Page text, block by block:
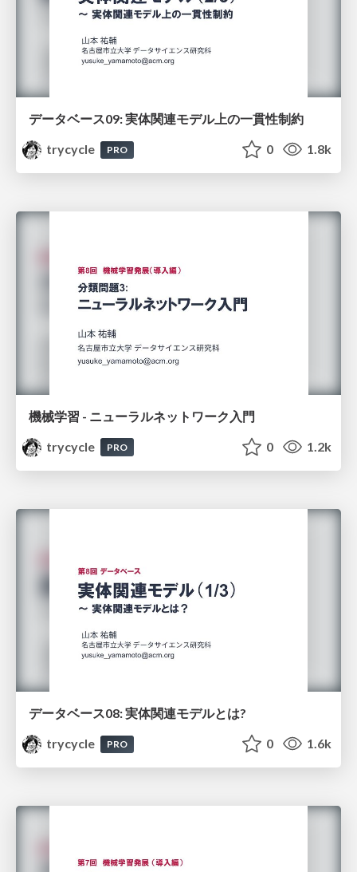
データベース09: 実体関連モデル上の一貫性制約
trycycle
PRO 0 1.8k
機械学習 - ニューラルネットワーク入門
trycycle
PRO 0 1.2k
データベース08: 実体関連モデルとは?
trycycle
PRO 0 1.6k